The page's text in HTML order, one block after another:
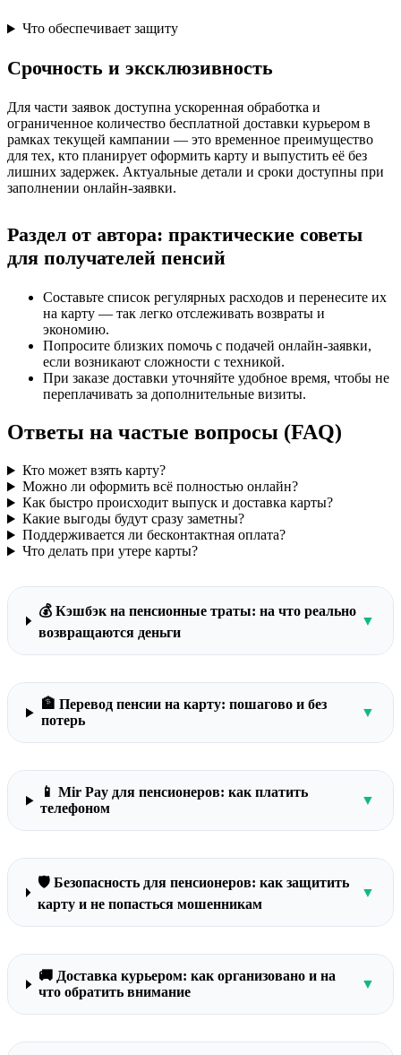
Что обеспечивает защиту
Срочность и эксклюзивность
Для части заявок доступна ускоренная обработка и
ограниченное количество бесплатной доставки курьером в
рамках текущей кампании — это временное преимущество
для тех, кто планирует оформить карту и выпустить её без
лишних задержек. Актуальные детали и сроки доступны при
заполнении онлайн-заявки.
Раздел от автора: практические советы
для получателей пенсий
Составьте список регулярных расходов и перенесите их
на карту — так легко отслеживать возвраты и
экономию.
Попросите близких помочь с подачей онлайн-заявки,
если возникают сложности с техникой.
При заказе доставки уточняйте удобное время, чтобы не
переплачивать за дополнительные визиты.
Ответы на частые вопросы (FAQ)
Кто может взять карту?
Можно ли оформить всё полностью онлайн?
Как быстро происходит выпуск и доставка карты?
Какие выгоды будут сразу заметны?
Поддерживается ли бесконтактная оплата?
Что делать при утере карты?
💰 Кэшбэк на пенсионные траты: на что реально
возвращаются деньги
▼
🏦 Перевод пенсии на карту: пошагово и без
потерь
▼
📱 Mir Pay для пенсионеров: как платить
телефоном
▼
🛡️ Безопасность для пенсионеров: как защитить
карту и не попасться мошенникам
▼
🚚 Доставка курьером: как организовано и на
что обратить внимание
▼